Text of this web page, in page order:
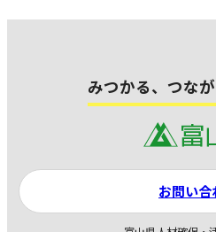
みつかる、つな
お問い合